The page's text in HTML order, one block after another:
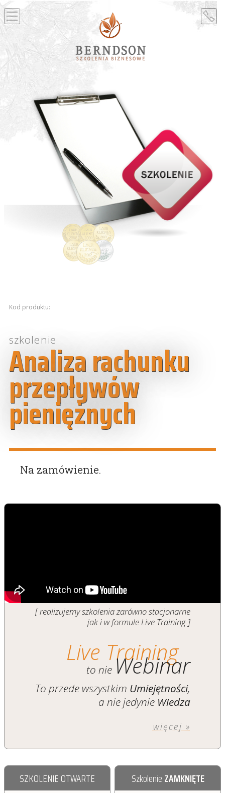
Kod produktu:
szkolenie
Analiza rachunku
przepływów
pieniężnych
Na zamówienie.
[ realizujemy szkolenia zarówno stacjonarne
jak i w formule Live Training ]
Live Training
to nie Webinar
To przede wszystkim Umiejętności,
a nie jedynie Wiedza
więcej »
SZKOLENIE OTWARTE Szkolenie ZAMKNIĘTE